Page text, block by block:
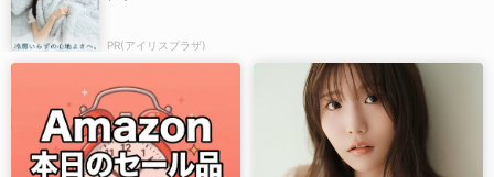
PR(アイリスプラザ)